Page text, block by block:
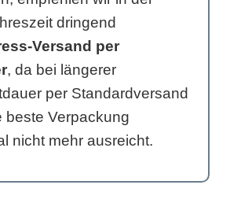
dringend
Versand per
, da bei längerer
per Standardversand
beste Verpackung
nicht mehr ausreicht.